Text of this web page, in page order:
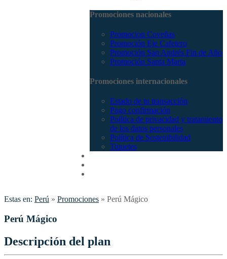
Promociones nacionales
Promocion Coveñas
Promoción Eje Cafetero
Promoción San Andrés Fin de Año
Promoción Santa Marta
Promociones internacionales
Estado de tu transacción
Pago confirmación
Política de privacidad y tratamiento
de los datos personales
Política de Sostenibilidad
Tiquetes
Estas en: Perú » Promociones » Perú Mágico
Perú Mágico
Descripción del plan